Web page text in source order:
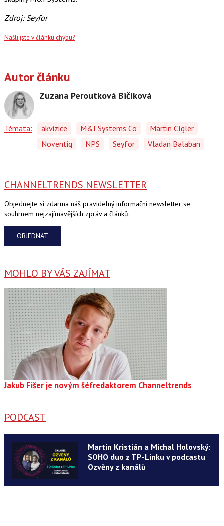
Zdroj: Seyfor
Našli jste v článku chybu?
Autor článku
Zuzana Peroutková Bičíková
Témata: akvizice M&I Systems Co
Martin Cígler
Noventiq
NPS Seyfor Vladan Balaban
CHANNELTRENDS NEWSLETTER
Objednejte si zdarma náš pravidelný informační newsletter se
souhrnem nejzajímavějších zpráv a článků.
OBJEDNAT
MOHLO BY VÁS ZAJÍMAT
Jakub Fišer je novým šéfredaktorem Channeltrends
PODCAST
Martin Kristián a Michal Holovský:
SOHO duo z TP-Linku v podcastu
Ozvěny z kanálů